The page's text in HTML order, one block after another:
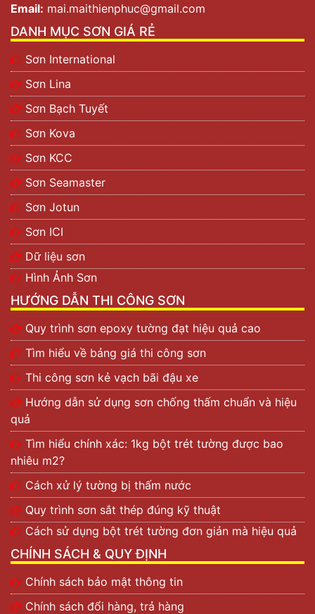
Email: mai.maithienphuc@gmail.com
DANH MỤC SƠN GIÁ RẺ
Sơn International
Sơn Lina
Sơn Bạch Tuyết
Sơn Kova
Sơn KCC
Sơn Seamaster
Sơn Jotun
Sơn ICI
Dữ liệu sơn
Hình Ảnh Sơn
HƯỚNG DẪN THI CÔNG SƠN
Quy trình sơn epoxy tường đạt hiệu quả cao
Tìm hiểu về bảng giá thi công sơn
Thi công sơn kẻ vạch bãi đậu xe
Hướng dẫn sử dụng sơn chống thấm chuẩn và hiệu
quả
Tìm hiểu chính xác: 1kg bột trét tường được bao
nhiêu m2?
Cách xử lý tường bị thấm nước
Quy trình sơn sắt thép đúng kỹ thuật
Cách sử dụng bột trét tường đơn giản mà hiệu quả
CHÍNH SÁCH & QUY ĐỊNH
Chính sách bảo mật thông tin
Chính sách đổi hàng, trả hàng